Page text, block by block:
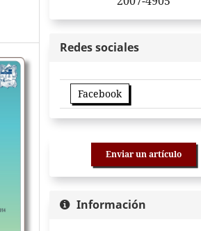
Redes sociales
Facebook
Enviar un artículo
Información